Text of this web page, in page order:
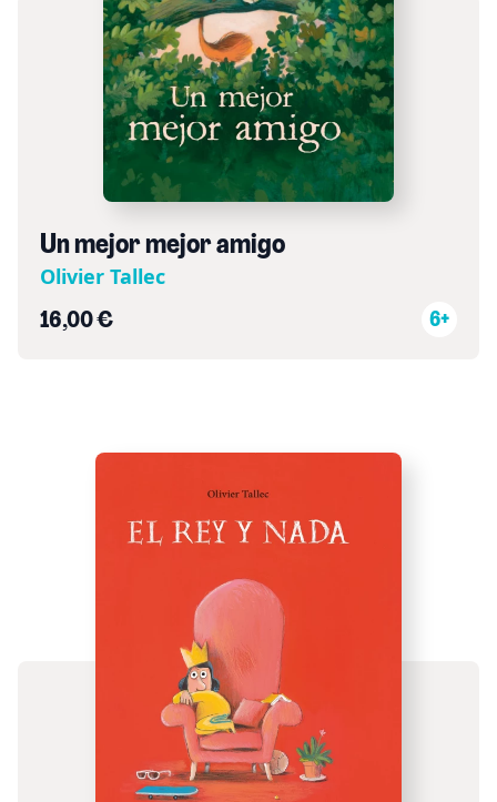
Un mejor mejor amigo
Olivier Tallec
16,00 € 6+